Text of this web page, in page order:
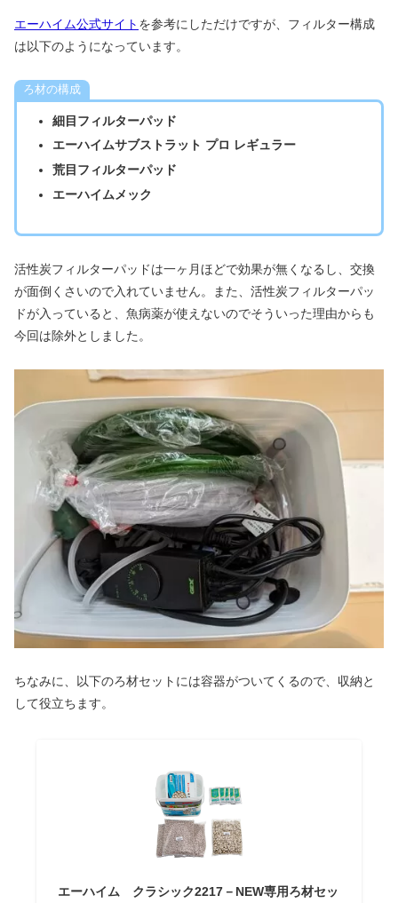
エーハイム公式サイト を参考にしただけですが、フィルター構成
は以下のようになっています。
ろ材の構成
細目フィルターパッド
エーハイムサブストラット プロ レギュラー
荒目フィルターパッド
エーハイムメック
活性炭フィルターパッドは一ヶ月ほどで効果が無くなるし、交換
が面倒くさいので入れていません。また、活性炭フィルターパッ
ドが入っていると、魚病薬が使えないのでそういった理由からも
今回は除外としました。
ちなみに、以下のろ材セットには容器がついてくるので、収納と
して役立ちます。
エーハイム クラシック2217－NEW専用ろ材セッ